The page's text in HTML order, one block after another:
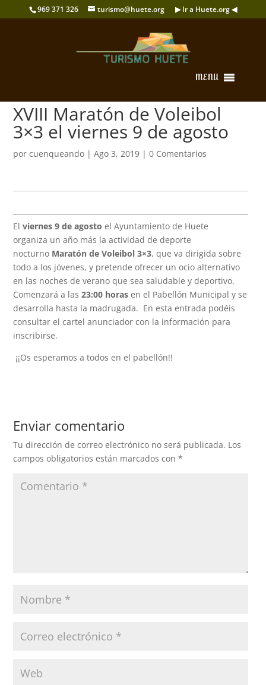
969 371 326 turismo@huete.org ▶ Ir a Huete.org ◀
MENU
XVIII Maratón de Voleibol
3×3 el viernes 9 de agosto
porcuenqueando |Ago 3, 2019 |0 Comentarios
Elviernes 9 de agosto el Ayuntamiento de Huete
organiza un año más la actividad de deporte
nocturno Maratón de Voleibol 3×3, que va dirigida sobre
todo a los jóvenes, y pretende ofrecer un ocio alternativo
en las noches de verano que sea saludable y deportivo.
Comenzará a las 23:00 horas en el Pabellón Municipal y se
desarrolla hasta la madrugada. En esta entrada podéis
consultar el cartel anunciador con la información para
inscribirse.
¡¡Os esperamos a todos en el pabellón!!
Enviar comentario
Tu dirección de correo electrónico no será publicada. Los
campos obligatorios están marcados con*